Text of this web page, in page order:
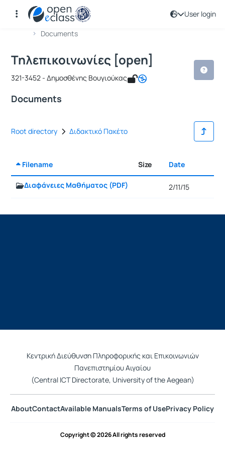
User login
Αρχική Σελίδα
Documents
Course : Τηλεπικοινωνίες [open]
Course code : ICSD126
Τηλεπικοινωνίες [open]
321-3452 - Δημοσθένης Βουγιούκας
Documents
Root directory Διδακτικό Πακέτο
Filename Size Date
Διαφάνειες Μαθήματος (PDF)
2/11/15
Κεντρική Διεύθυνση Πληροφορικής και Επικοινωνιών
Πανεπιστημίου Αιγαίου
(Central ICT Directorate, University of the Aegean)
AboutContactAvailable ManualsTerms of UsePrivacy Policy
Copyright © 2026 All rights reserved